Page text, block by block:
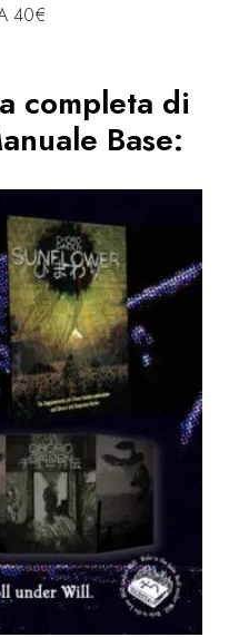
40€
completa di
Base: